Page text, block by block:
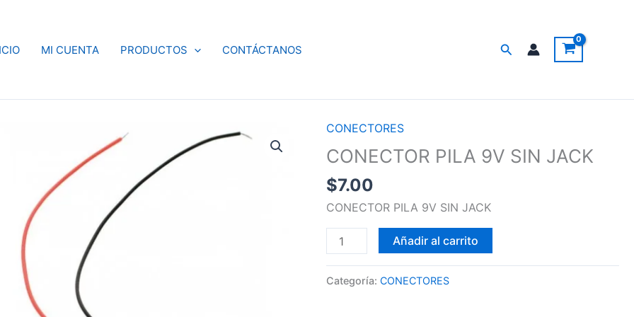
MI CUENTA PRODUCTOS CONTÁCTANOS Buscar
CONECTORES
CONECTOR PILA 9V SIN JACK
$7.00
CONECTOR PILA 9V SIN JACK
CONECTOR
PILA
9V
SIN
JACK
Añadir al carrito
Categoría:CONECTORES